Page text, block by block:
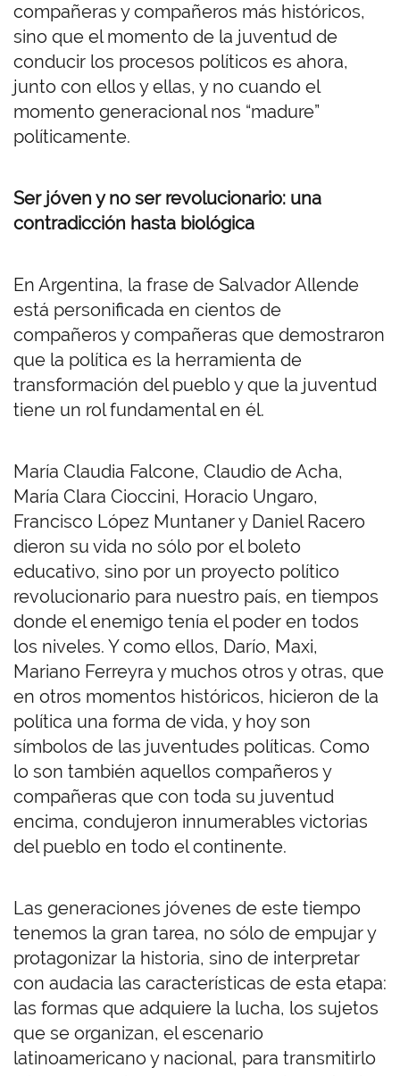
compañeras y compañeros más históricos,
sino que el momento de la juventud de
conducir los procesos políticos es ahora,
junto con ellos y ellas, y no cuando el
momento generacional nos “madure”
políticamente.
Ser jóven y no ser revolucionario: una
contradicción hasta biológica
En Argentina, la frase de Salvador Allende
está personificada en cientos de
compañeros y compañeras que demostraron
que la política es la herramienta de
transformación del pueblo y que la juventud
tiene un rol fundamental en él.
María Claudia Falcone, Claudio de Acha,
María Clara Cioccini, Horacio Ungaro,
Francisco López Muntaner y Daniel Racero
dieron su vida no sólo por el boleto
educativo, sino por un proyecto político
revolucionario para nuestro país, en tiempos
donde el enemigo tenía el poder en todos
los niveles. Y como ellos, Darío, Maxi,
Mariano Ferreyra y muchos otros y otras, que
en otros momentos históricos, hicieron de la
política una forma de vida, y hoy son
símbolos de las juventudes políticas. Como
lo son también aquellos compañeros y
compañeras que con toda su juventud
encima, condujeron innumerables victorias
del pueblo en todo el continente.
Las generaciones jóvenes de este tiempo
tenemos la gran tarea, no sólo de empujar y
protagonizar la historia, sino de interpretar
con audacia las características de esta etapa:
las formas que adquiere la lucha, los sujetos
que se organizan, el escenario
latinoamericano y nacional, para transmitirlo